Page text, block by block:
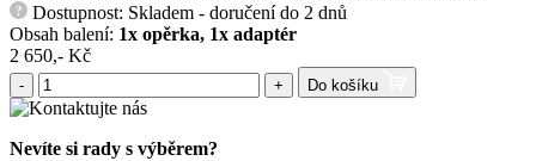
?
Dostupnost: Skladem - doručení do 2 dnů
Obsah balení: 1x opěrka, 1x adaptér
2 650,- Kč
- + Do košíku
Nevíte si rady s výběrem?